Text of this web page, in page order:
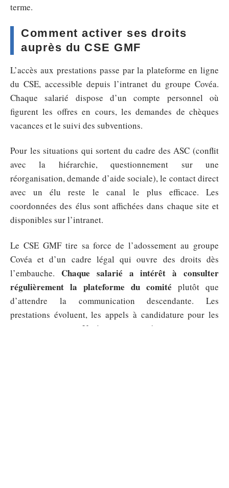
terme.
Comment activer ses droits
auprès du CSE GMF
L’accès aux prestations passe par la plateforme en ligne
du CSE, accessible depuis l’intranet du groupe Covéa.
Chaque salarié dispose d’un compte personnel où
figurent les offres en cours, les demandes de chèques
vacances et le suivi des subventions.
Pour les situations qui sortent du cadre des ASC (conflit
avec la hiérarchie, questionnement sur une
réorganisation, demande d’aide sociale), le contact direct
avec un élu reste le canal le plus efficace. Les
coordonnées des élus sont affichées dans chaque site et
disponibles sur l’intranet.
Le CSE GMF tire sa force de l’adossement au groupe
Covéa et d’un cadre légal qui ouvre des droits dès
l’embauche. Chaque salarié a intérêt à consulter
régulièrement la plateforme du comité plutôt que
d’attendre la communication descendante. Les
prestations évoluent, les appels à candidature pour les
commissions aussi. Un droit non exercé reste un avantage